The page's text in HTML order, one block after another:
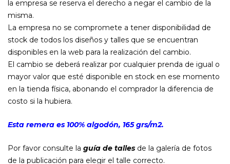
la empresa se reserva el derecho a negar el cambio de la
misma.
La empresa no se compromete a tener disponibilidad de
stock de todos los diseños y talles que se encuentran
disponibles en la web para la realización del cambio.
El cambio se deberá realizar por cualquier prenda de igual o
mayor valor que esté disponible en stock en ese momento
en la tienda física, abonando el comprador la diferencia de
costo si la hubiera.
Esta remera es 100% algodón, 165 grs/m2.
Por favor consulte la guía de talles de la galería de fotos
de la publicación para elegir el talle correcto.